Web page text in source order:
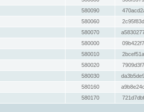
580090
580060
580070
580000
580010
580020
580030
580160
580170